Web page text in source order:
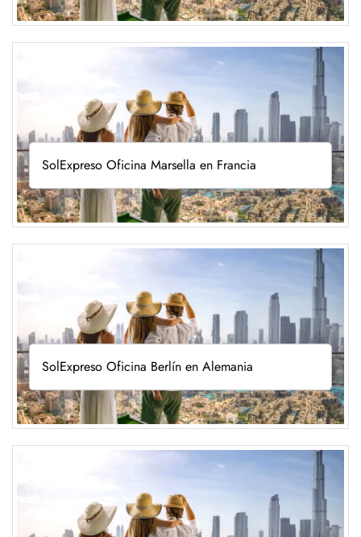
SolExpreso Oficina Marsella en Francia
SolExpreso Oficina Berlín en Alemania